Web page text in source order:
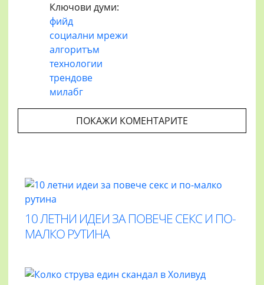
Ключови думи:
фийд
социални мрежи
алгоритъм
технологии
трендове
милабг
ПОКАЖИ КОМЕНТАРИТЕ
10 ЛЕТНИ ИДЕИ ЗА ПОВЕЧЕ СЕКС И ПО-
МАЛКО РУТИНА